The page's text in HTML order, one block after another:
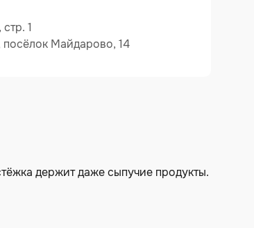
1
Майдарово, 14
держит даже сыпучие продукты.